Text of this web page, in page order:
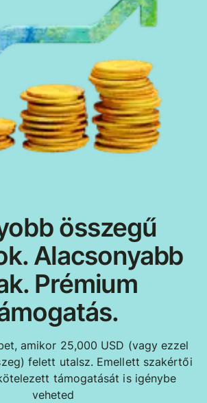
összegű
Alacsonyabb
Prémium
amikor 25,000 USD (vagy ezzel
felett utalsz. Emellett szakértői
támogatását is igénybe
veheted